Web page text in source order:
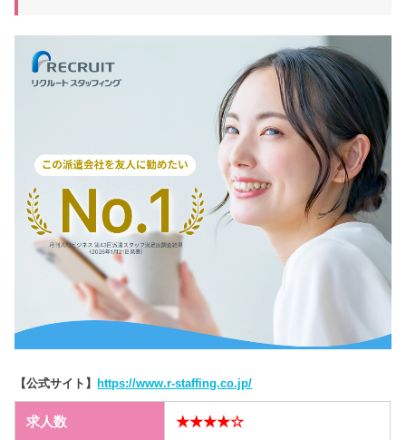
【公式サイト】 https://www.r-staffing.co.jp/
求人数 ★★★★☆